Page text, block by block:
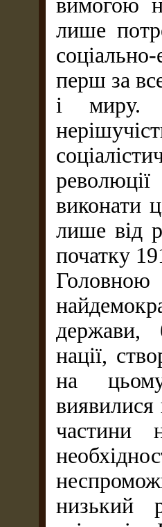
вимогою
лише
перш за
і миру.
виконати
лише від
початку
Головною
держави,
нації,
на цьому
виявилися
частини
низький